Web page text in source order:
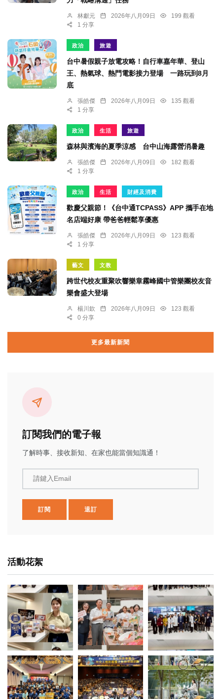
林獻元 2026年八月09日
199 觀看
1 分享
政治 旅遊
台中暑假親子放電攻略！自行車嘉年華、登山
王、熱氣球、熱門電影接力登場 一路玩到8月
底
張皓傑 2026年八月09日
135 觀看
1 分享
政治 生活 旅遊
森林與濱海的夏季涼感 台中山海露營消暑趣
張皓傑 2026年八月09日
182 觀看
1 分享
政治 生活 財經及消費
歡慶父親節！《台中通TCPASS》APP 攜手在地
名店端好康 帶爸爸輕鬆享優惠
張皓傑 2026年八月09日
123 觀看
1 分享
藝文 文教
跨世代校友重聚吹響樂章霧峰國中管樂團校友音
樂會盛大登場
楊川欽 2026年八月09日
123 觀看
0 分享
更多最新新聞
訂閱我們的電子報
了解時事、接收新知、在家也能當個知識通！
請鍵入Email
訂閱 退訂
活動花絮